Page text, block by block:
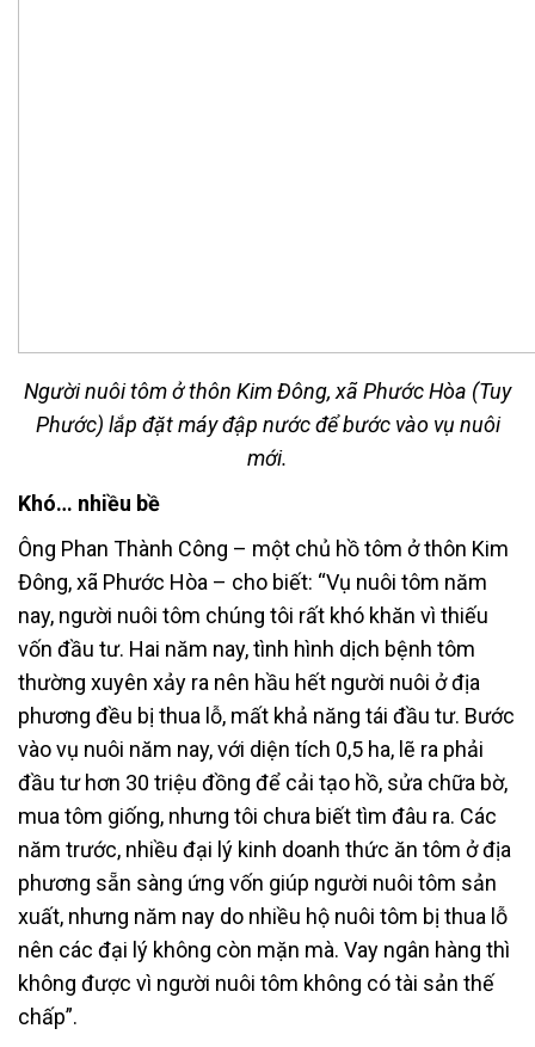
Người nuôi tôm ở thôn Kim Đông, xã Phước Hòa (Tuy
Phước) lắp đặt máy đập nước để bước vào vụ nuôi
mới.
Khó… nhiều bề
Ông Phan Thành Công – một chủ hồ tôm ở thôn Kim
Đông, xã Phước Hòa – cho biết: “Vụ nuôi tôm năm
nay, người nuôi tôm chúng tôi rất khó khăn vì thiếu
vốn đầu tư. Hai năm nay, tình hình dịch bệnh tôm
thường xuyên xảy ra nên hầu hết người nuôi ở địa
phương đều bị thua lỗ, mất khả năng tái đầu tư. Bước
vào vụ nuôi năm nay, với diện tích 0,5 ha, lẽ ra phải
đầu tư hơn 30 triệu đồng để cải tạo hồ, sửa chữa bờ,
mua tôm giống, nhưng tôi chưa biết tìm đâu ra. Các
năm trước, nhiều đại lý kinh doanh thức ăn tôm ở địa
phương sẵn sàng ứng vốn giúp người nuôi tôm sản
xuất, nhưng năm nay do nhiều hộ nuôi tôm bị thua lỗ
nên các đại lý không còn mặn mà. Vay ngân hàng thì
không được vì người nuôi tôm không có tài sản thế
chấp”.